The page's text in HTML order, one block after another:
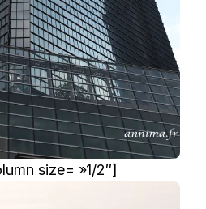
size= »1/2″]